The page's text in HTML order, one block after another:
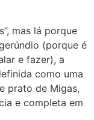
mas lá porque
(porque é
e fazer), a
como uma
prato de Migas,
e completa em